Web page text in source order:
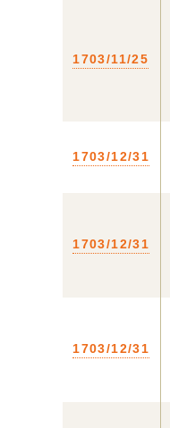
1703/11/25
1703/12/31
1703/12/31
1703/12/31